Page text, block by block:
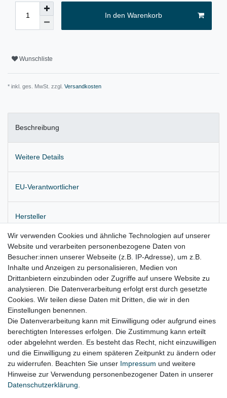
In den Warenkorb
Wunschliste
* inkl. ges. MwSt. zzgl. Versandkosten
Beschreibung
Weitere Details
EU-Verantwortlicher
Hersteller
Originales Klimabedienteil
für Sitzheizung (ohne Sitzbelüftung)
für:
Audi A8 4H Bj. 2009 - 04/2014
Lieferzeit etwa 1 bis 3 Werktage
Wir verwenden Cookies und ähnliche Technologien auf unserer
Website und verarbeiten personenbezogene Daten von
Besucher:innen unserer Webseite (z.B. IP-Adresse), um z.B.
Inhalte und Anzeigen zu personalisieren, Medien von
Drittanbietern einzubinden oder Zugriffe auf unsere Website zu
analysieren. Die Datenverarbeitung erfolgt erst durch gesetzte
Cookies. Wir teilen diese Daten mit Dritten, die wir in den
Einstellungen benennen.
Die Datenverarbeitung kann mit Einwilligung oder aufgrund eines
berechtigten Interesses erfolgen. Die Zustimmung kann erteilt
oder abgelehnt werden. Es besteht das Recht, nicht einzuwilligen
und die Einwilligung zu einem späteren Zeitpunkt zu ändern oder
zu widerrufen. Beachten Sie unser Impressum und weitere
Hinweise zur Verwendung personenbezogener Daten in unserer
Daten­schutz­erklärung
Impressum